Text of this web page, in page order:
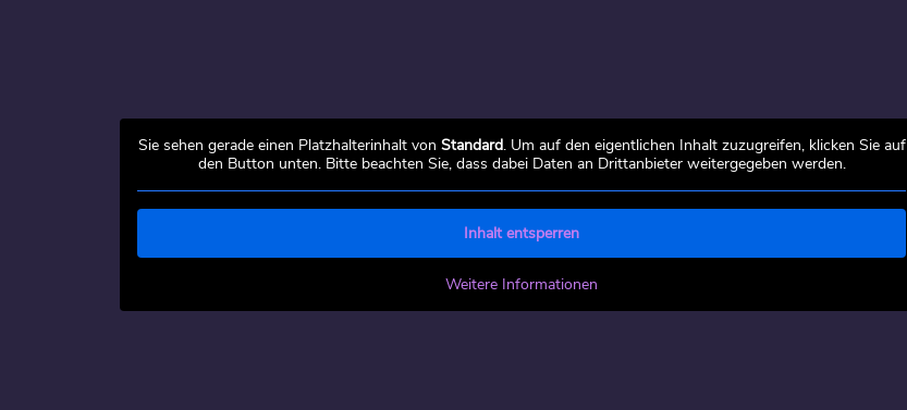
Sie sehen gerade einen Platzhalterinhalt von Standard. Um auf den eigentlichen Inhalt zuzugreifen, klicken Sie auf
den Button unten. Bitte beachten Sie, dass dabei Daten an Drittanbieter weitergegeben werden.
Inhalt entsperren
Weitere Informationen